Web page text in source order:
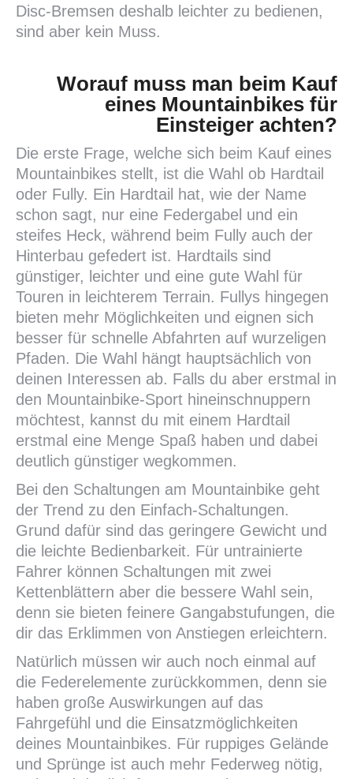
Disc-Bremsen deshalb leichter zu bedienen,
sind aber kein Muss.
Worauf muss man beim Kauf
eines Mountainbikes für
Einsteiger achten?
Die erste Frage, welche sich beim Kauf eines
Mountainbikes stellt, ist die Wahl ob Hardtail
oder Fully. Ein Hardtail hat, wie der Name
schon sagt, nur eine Federgabel und ein
steifes Heck, während beim Fully auch der
Hinterbau gefedert ist. Hardtails sind
günstiger, leichter und eine gute Wahl für
Touren in leichterem Terrain. Fullys hingegen
bieten mehr Möglichkeiten und eignen sich
besser für schnelle Abfahrten auf wurzeligen
Pfaden. Die Wahl hängt hauptsächlich von
deinen Interessen ab. Falls du aber erstmal in
den Mountainbike-Sport hineinschnuppern
möchtest, kannst du mit einem Hardtail
erstmal eine Menge Spaß haben und dabei
deutlich günstiger wegkommen.
Bei den Schaltungen am Mountainbike geht
der Trend zu den Einfach-Schaltungen.
Grund dafür sind das geringere Gewicht und
die leichte Bedienbarkeit. Für untrainierte
Fahrer können Schaltungen mit zwei
Kettenblättern aber die bessere Wahl sein,
denn sie bieten feinere Gangabstufungen, die
dir das Erklimmen von Anstiegen erleichtern.
Natürlich müssen wir auch noch einmal auf
die Federelemente zurückkommen, denn sie
haben große Auswirkungen auf das
Fahrgefühl und die Einsatzmöglichkeiten
deines Mountainbikes. Für ruppiges Gelände
und Sprünge ist auch mehr Federweg nötig,